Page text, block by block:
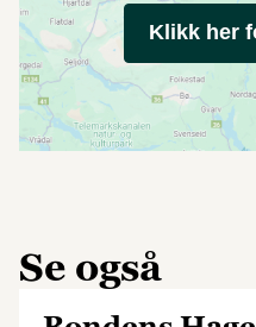
Klikk her
Se også